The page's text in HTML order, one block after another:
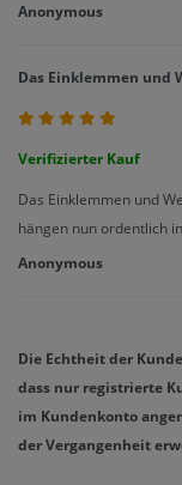
Anonymous
Das Einklemmen und
Verifizierter Kauf
Das Einklemmen und
hängen nun ordentlich
Anonymous
Die Echtheit der
dass nur registrierte
im Kundenkonto
der Vergangenheit